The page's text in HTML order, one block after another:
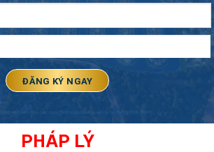
PHÁP LÝ